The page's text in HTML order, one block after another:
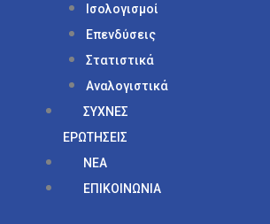
Ισολογισμοί
Επενδύσεις
Στατιστικά
Αναλογιστικά
ΣΥΧΝΕΣ
ΕΡΩΤΗΣΕΙΣ
ΝΕΑ
ΕΠΙΚΟΙΝΩΝΙΑ